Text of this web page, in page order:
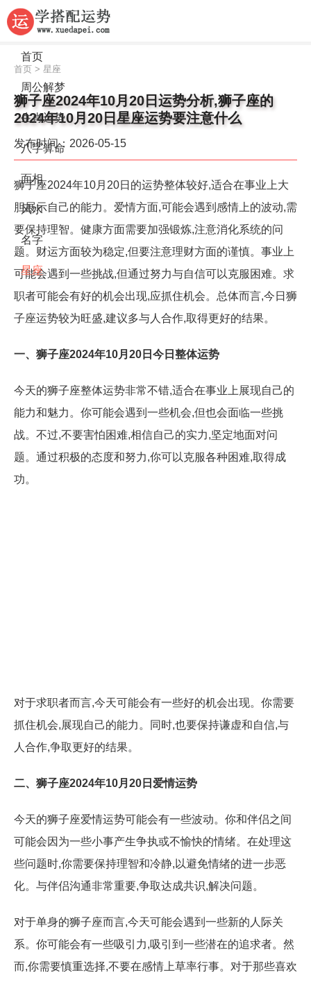
首页
周公解梦
生肖运势
八字算命
面相
风水
名字
星座
首页 > 星座
狮子座2024年10月20日运势分析,狮子座的
2024年10月20日星座运势要注意什么
发布时间：2026-05-15
狮子座2024年10月20日的运势整体较好,适合在事业上大
胆展示自己的能力。爱情方面,可能会遇到感情上的波动,需
要保持理智。健康方面需要加强锻炼,注意消化系统的问
题。财运方面较为稳定,但要注意理财方面的谨慎。事业上
可能会遇到一些挑战,但通过努力与自信可以克服困难。求
职者可能会有好的机会出现,应抓住机会。总体而言,今日狮
子座运势较为旺盛,建议多与人合作,取得更好的结果。
一、狮子座2024年10月20日今日整体运势
今天的狮子座整体运势非常不错,适合在事业上展现自己的
能力和魅力。你可能会遇到一些机会,但也会面临一些挑
战。不过,不要害怕困难,相信自己的实力,坚定地面对问
题。通过积极的态度和努力,你可以克服各种困难,取得成
功。
对于求职者而言,今天可能会有一些好的机会出现。你需要
抓住机会,展现自己的能力。同时,也要保持谦虚和自信,与
人合作,争取更好的结果。
二、狮子座2024年10月20日爱情运势
今天的狮子座爱情运势可能会有一些波动。你和伴侣之间
可能会因为一些小事产生争执或不愉快的情绪。在处理这
些问题时,你需要保持理智和冷静,以避免情绪的进一步恶
化。与伴侣沟通非常重要,争取达成共识,解决问题。
对于单身的狮子座而言,今天可能会遇到一些新的人际关
系。你可能会有一些吸引力,吸引到一些潜在的追求者。然
而,你需要慎重选择,不要在感情上草率行事。对于那些喜欢